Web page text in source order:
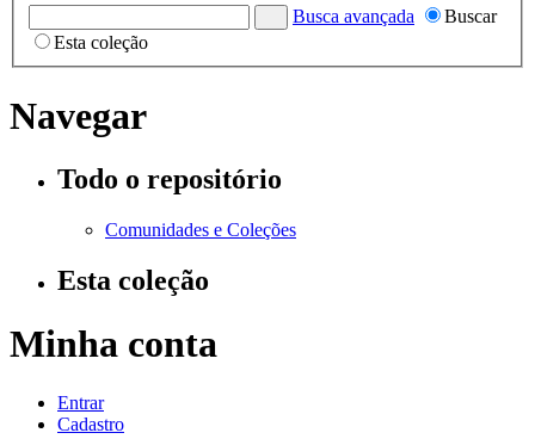
Busca avançada
Buscar
Esta coleção
Navegar
Todo o repositório
Comunidades e Coleções
Esta coleção
Minha conta
Entrar
Cadastro